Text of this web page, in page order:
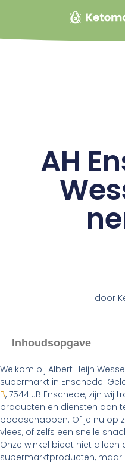
AH
door
Inhoudsopgave
Welkom bij Albert Heijn
supermarkt in Enschede!
B, 7544 JB Enschede, zijn
producten en diensten aan
boodschappen. Of je nu op
vlees, of zelfs een snelle
Onze winkel biedt niet alleen
supermarktproducten, maar